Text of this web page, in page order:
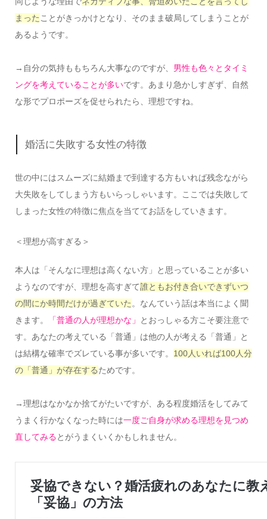
まった ことがきっかけとなり、そのまま破局してしまうことが
あるようです。
→自分の気持ももちろん大事なのですが、 男性も色々とタイミ
ングを考えていることが多いです。あまり急かしすぎず、自然
な形でプロポーズを促せられたら、理想ですね。
婚活に失敗する女性の特徴
世の中にはスムーズに結婚まで到達する方もいれば残念ながら
大失敗をしてしまう方もいらっしゃいます。ここでは失敗して
しまった女性の特徴に焦点を当ててお話をしていきます。
＜理想が高すぎる＞
本人は「そんなに理想は高くない方」と思っていることが多い
ようなのですが、理想を高すぎて誰ともお付き合いできずいつ
の間にか時間だけが過ぎていた 。なんていう話は本当によく聞
きます。
「普通の人が理想かな」
とおっしゃる方こそ要注意で
す。あなたの考えている「普通」は他の人が考える「普通」と
は結構な確率でズレている事が多いです。 100人いれば100人分
の「普通」が存在するためです。
→理想はなかなか捨てがたいですが、ある程度婚活をしてみて
うまく行かなくなった時には一度ご自身が求める理想を見つめ
直してみるとがうまくいくかもしれません。